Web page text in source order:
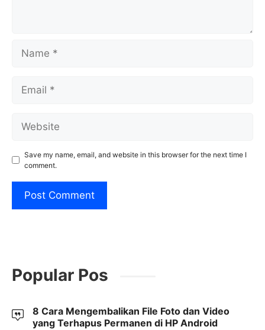
Save my name, email, and website in this browser for the next time I
comment.
Popular Pos
8 Cara Mengembalikan File Foto dan Video
yang Terhapus Permanen di HP Android